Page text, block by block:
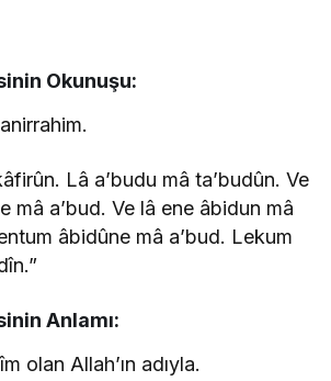
Okunuşu:
Lâ a’budu mâ ta’budûn. Ve
mâ a’bud. Ve lâ ene âbidun mâ
âbidûne mâ a’bud. Lekum
Anlamı:
olan Allah’ın adıyla.